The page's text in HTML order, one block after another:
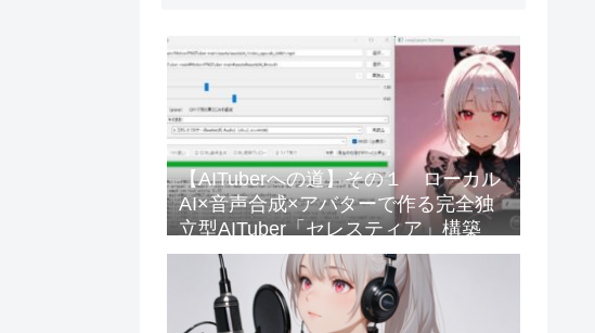
【AITuberへの道】その１ ローカル
AI×音声合成×アバターで作る完全独
立型AITuber「セレスティア」構築